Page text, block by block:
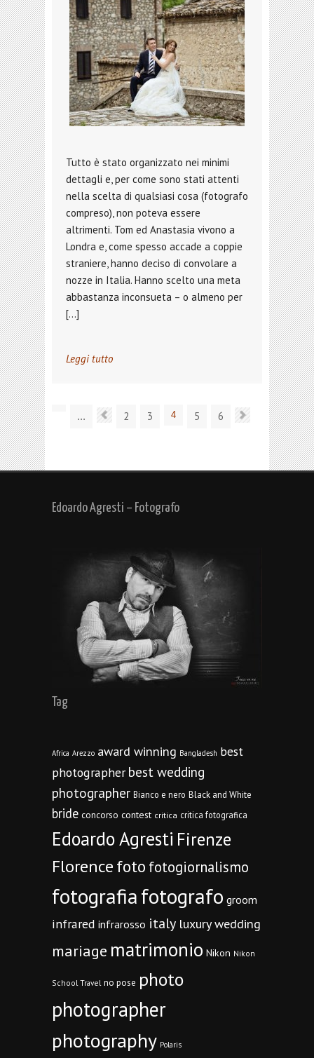
Tutto è stato organizzato nei minimi
dettagli e, per come sono stati attenti
nella scelta di qualsiasi cosa (fotografo
compreso), non poteva essere
altrimenti. Tom ed Anastasia vivono a
Londra e, come spesso accade a coppie
straniere, hanno deciso di convolare a
nozze in Italia. Hanno scelto una meta
abbastanza inconsueta – o almeno per
[…]
Leggi tutto
... 2 3 4 5 6
Edoardo Agresti – Fotografo
Tag
Africa Arezzo award winning Bangladesh best
photographer best wedding
photographer Bianco e nero Black and White
bride concorso contest critica critica fotografica
Edoardo Agresti Firenze
Florencefoto fotogiornalismo
fotografiafotografo groom
infrared infrarosso italy luxury wedding
mariage matrimonio Nikon Nikon
School Travel no pose photo
photographer
photography Polaris